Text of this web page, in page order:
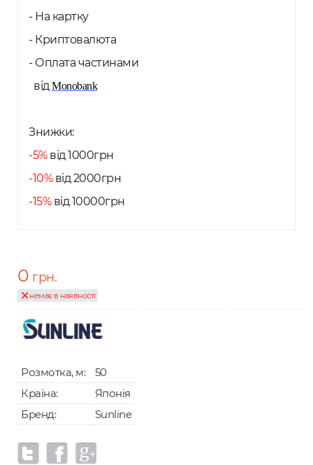
- На картку
- Криптовалюта
- Оплата частинами
відMonobank
Знижки:
-5%від 1000грн
-10%від 2000грн
-15%від 10000грн
0 грн.
немає в наявності
Розмотка, м:
50
Країна:
Японія
Бренд:
Sunline